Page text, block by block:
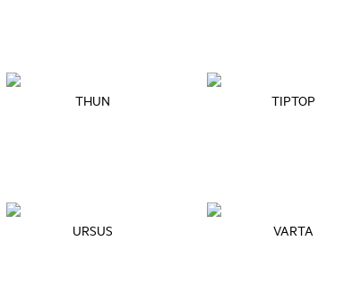
THUN TIPTOP
URSUS VARTA